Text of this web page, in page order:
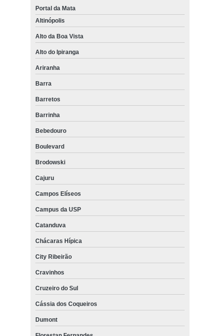
Portal da Mata
Altinópolis
Alto da Boa Vista
Alto do Ipiranga
Ariranha
Barra
Barretos
Barrinha
Bebedouro
Boulevard
Brodowski
Cajuru
Campos Elíseos
Campus da USP
Catanduva
Chácaras Hípica
City Ribeirão
Cravinhos
Cruzeiro do Sul
Cássia dos Coqueiros
Dumont